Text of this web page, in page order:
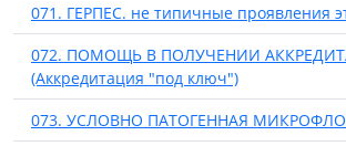
071. ГЕРПЕС. не типичные проявления
072. ПОМОЩЬ В ПОЛУЧЕНИИ
(Аккредитация "под ключ")
073. УСЛОВНО ПАТОГЕННАЯ